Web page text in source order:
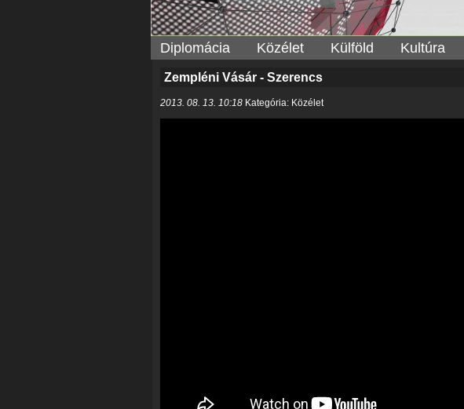
Diplomácia Közélet Külföld Kultúra
Zempléni Vásár - Szerencs
2013. 08. 13. 10:18 Kategória: Közélet